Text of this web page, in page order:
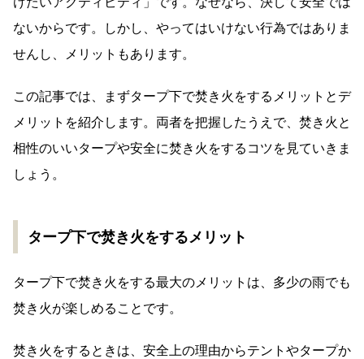
ないからです。しかし、やってはいけない行為ではありま
せんし、メリットもあります。
この記事では、まずタープ下で焚き火をするメリットとデ
メリットを紹介します。両者を把握したうえで、焚き火と
相性のいいタープや安全に焚き火をするコツを見ていきま
しょう。
タープ下で焚き火をするメリット
タープ下で焚き火をする最大のメリットは、多少の雨でも
焚き火が楽しめることです。
焚き火をするときは、安全上の理由からテントやタープか